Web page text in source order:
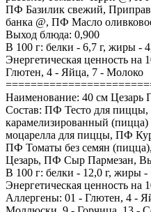
ПФ Базилик свежий,
банка @, ПФ Масло
Выход блюда: 0,900
В 100 г: белки - 6,7 г, жиры -
Энергетическая ценность на
Глютен, 4 - Яйца, 7 - Молоко
Наименование: 40 см Цезарь
Состав: ПФ Тесто для
карамелизированный
моцарелла для пиццы, ПФ
ПФ Томаты без семян
Цезарь, ПФ Сыр Пармезан,
В 100 г: белки - 12,0 г, жиры -
Энергетическая ценность на
Аллергены: 01 - Глютен, 4 -